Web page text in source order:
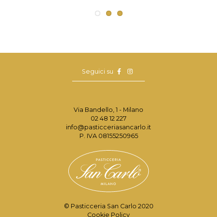
Seguici su
Via Bandello, 1 - Milano
02 48 12 227
info@pasticceriasancarlo.it
P. IVA 08155250965
© Pasticceria San Carlo 2020
Cookie Policy